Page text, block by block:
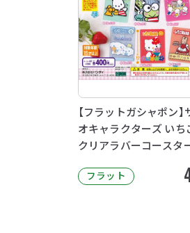
【フラットガシャポン】
オキャラクターズ いち
クリアラバーコースタ
フラット